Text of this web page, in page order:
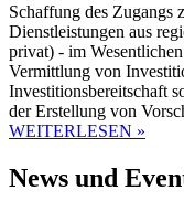
Schaffung des
Dienstleistungen aus
privat) - im
Vermittlung von
Investitionsbereitschaft
der Erstellung von
WEITERLESEN »
News und